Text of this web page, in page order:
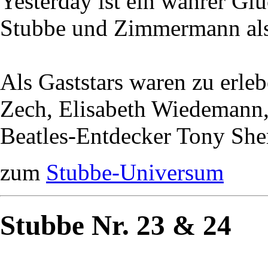
Stubbe und Zimmermann
Als Gaststars waren zu
Zech, Elisabeth
Beatles-Entdecker Tony
zum Stubbe-Universum
Stubbe Nr. 23 & 24